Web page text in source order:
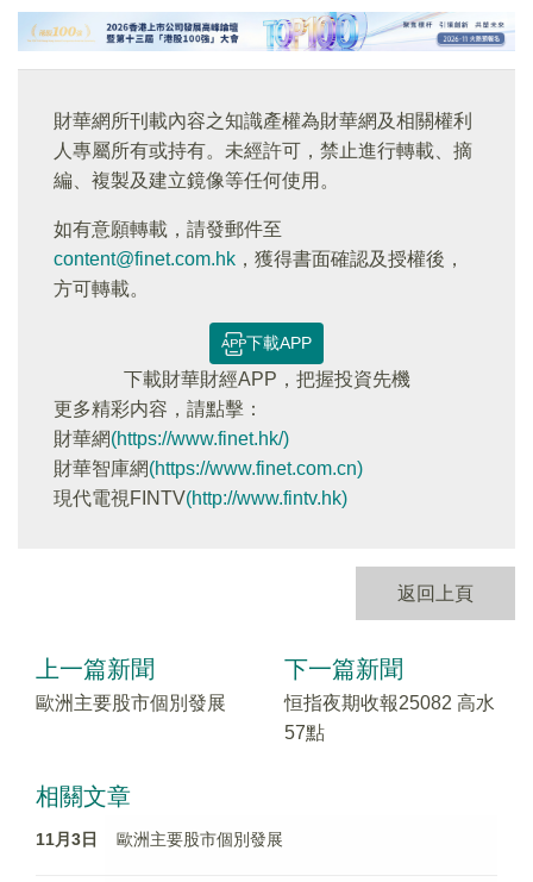
財華網所刊載內容之知識產權為財華網及相關權利
人專屬所有或持有。未經許可，禁止進行轉載、摘
編、複製及建立鏡像等任何使用。
如有意願轉載，請發郵件至
content@finet.com.hk ，獲得書面確認及授權後，
方可轉載。
下載APP
下載財華財經APP，把握投資先機
更多精彩内容，請點擊：
財華網(https://www.finet.hk/)
財華智庫網(https://www.finet.com.cn)
現代電視FINTV(http://www.fintv.hk)
返回上頁
上一篇新聞
歐洲主要股市個別發展
下一篇新聞
恒指夜期收報25082 高水
57點
相關文章
11月3日 歐洲主要股市個別發展